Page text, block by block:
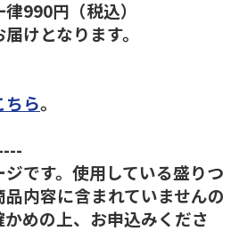
990円（税込）
けとなります。
ちら。
です。使用している盛りつ
内容に含まれていませんの
めの上、お申込みくださ